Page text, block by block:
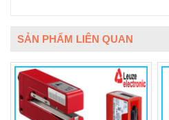
SẢN PHẨM LIÊN QUAN